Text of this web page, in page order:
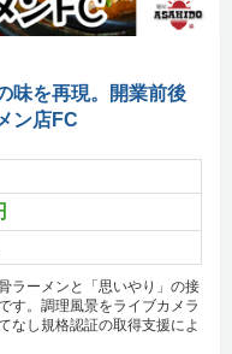
味を再現。開業前後
ン店FC
ラーメンと「思いやり」の接
す。調理風景をライブカメラ
なし規格認証の取得支援によ